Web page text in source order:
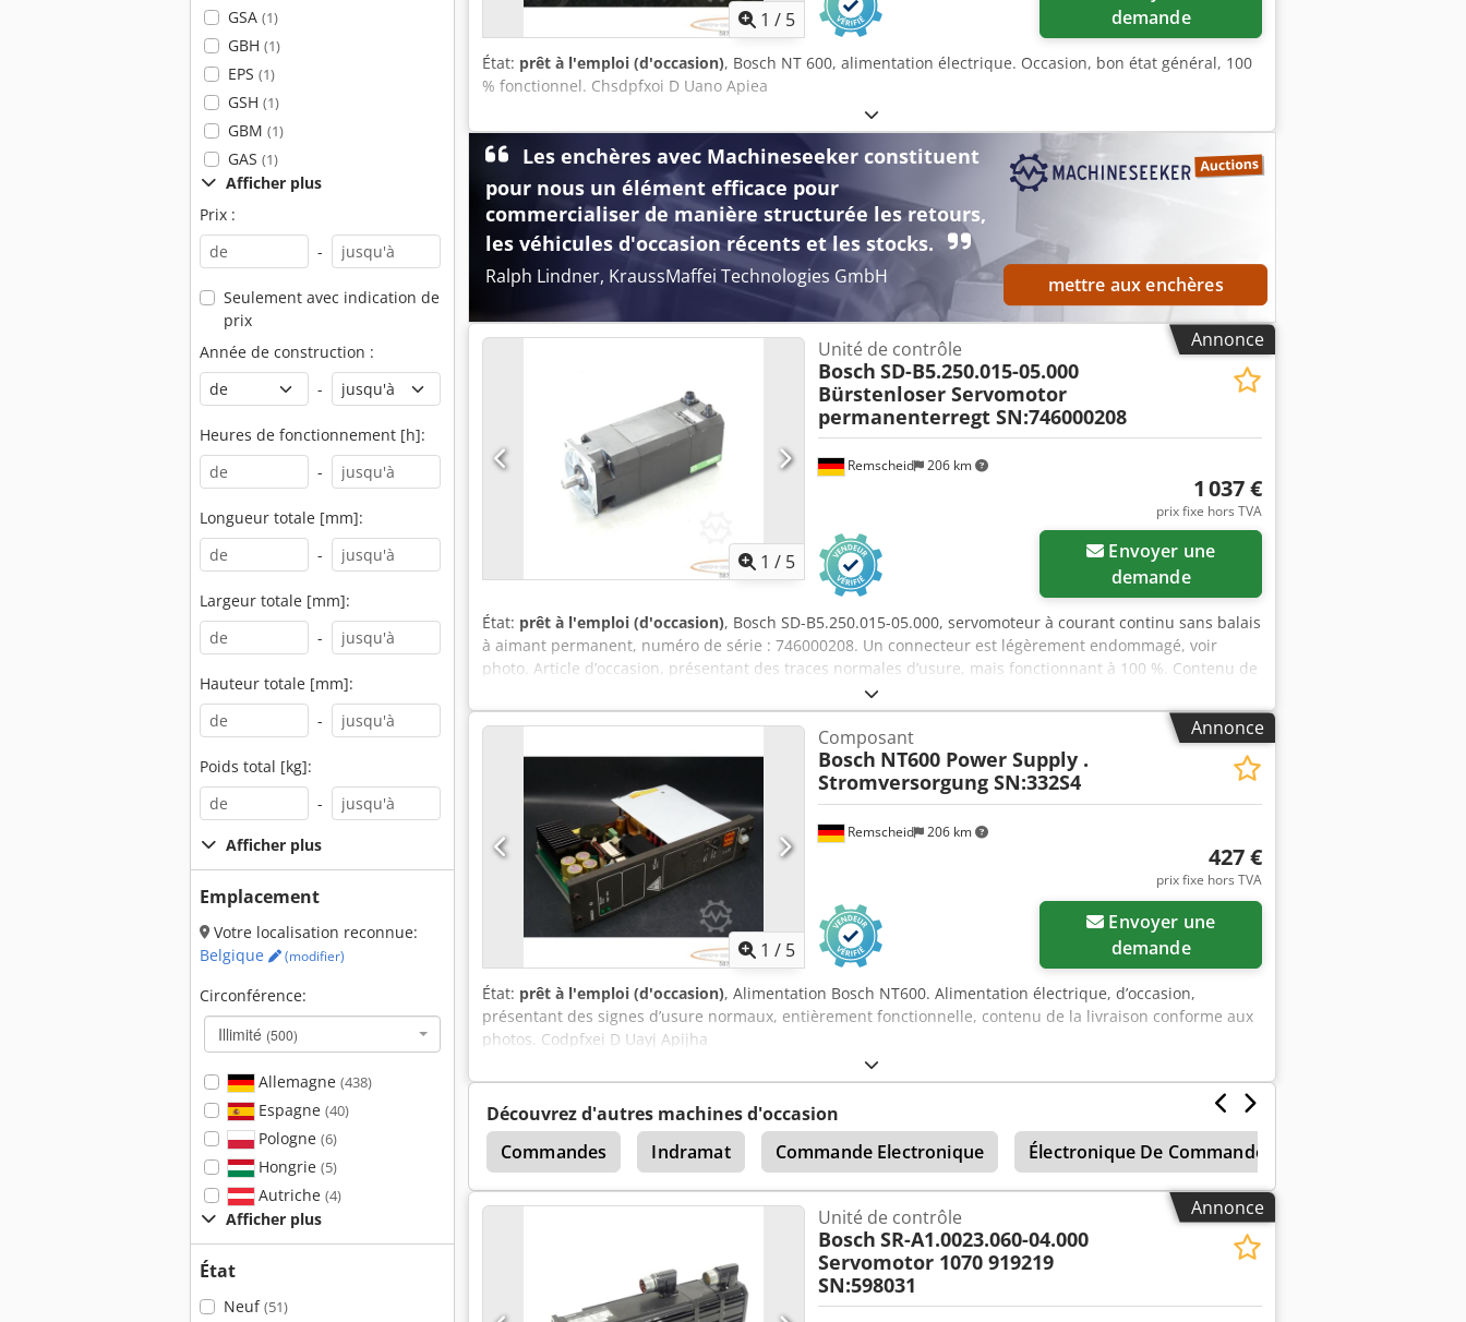
GSA (1)
GBH (1)
EPS (1)
GSH (1)
GBM (1)
GAS (1)
Afficher plus
Prix :
-
Seulement avec indication de
prix
Année de construction :
-
Heures de fonctionnement [h]:
-
Longueur totale [mm]:
-
Largeur totale [mm]:
-
Hauteur totale [mm]:
-
Poids total [kg]:
-
Afficher plus
Emplacement
Votre localisation reconnue:
Belgique
(modifier)
Circonférence:
Illimité (500)
Allemagne (438)
Espagne (40)
Pologne (6)
Hongrie (5)
Autriche (4)
Afficher plus
État
Neuf(51)
1 / 5
demande
État: prêt à l'emploi (d'occasion), Bosch NT 600, alimentation électrique. Occasion, bon état général, 100
% fonctionnel. Chsdpfxoi D Uano Apiea
Les enchères avec Machineseeker constituent
pour nous un élément efficace pour
commercialiser de manière structurée les retours,
les véhicules d'occasion récents et les stocks.
Ralph Lindner, KraussMaffei Technologies GmbH mettre aux enchères
Annonce
1 / 5
Remscheid 206 km
Unité de contrôle
Bosch SD-B5.250.015-05.000
Bürstenloser Servomotor
permanenterregt SN:746000208
1 037 €
prix fixe hors TVA
demande
État: prêt à l'emploi (d'occasion), Bosch SD-B5.250.015-05.000, servomoteur à courant continu sans balais
à aimant permanent, numéro de série : 746000208. Un connecteur est légèrement endommagé, voir
photo. Article d’occasion, présentant des traces normales d’usure, mais fonctionnant à 100 %. Contenu de
la livraison conforme aux photos. ATTENTION : Veuillez demander séparément les frais d’emballage et
d’expédition ! Cjdpfxei D E U Ho Apieha
Annonce
1 / 5
Remscheid 206 km
Composant
Bosch NT600 Power Supply .
Stromversorgung SN:332S4
427 €
prix fixe hors TVA
demande
État: prêt à l'emploi (d'occasion), Alimentation Bosch NT600. Alimentation électrique, d’occasion,
présentant des signes d’usure normaux, entièrement fonctionnelle, contenu de la livraison conforme aux
photos. Codpfxei D Uayj Apijha
Découvrez d'autres machines d'occasion
Commandes
Indramat Commande Electronique Électronique De Commande
Machine De Remplissage
Annonce
Unité de contrôle
Bosch SR-A1.0023.060-04.000
Servomotor 1070 919219
SN:598031